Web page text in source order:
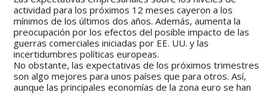
actividad para los próximos 12 meses cayeron a los
mínimos de los últimos dos años. Además, aumenta la
preocupación por los efectos del posible impacto de las
guerras comerciales iniciadas por EE. UU. y las
incertidumbres políticas europeas.
No obstante, las expectativas de los próximos trimestres
son algo mejores para unos países que para otros. Así,
aunque las principales economías de la zona euro se han